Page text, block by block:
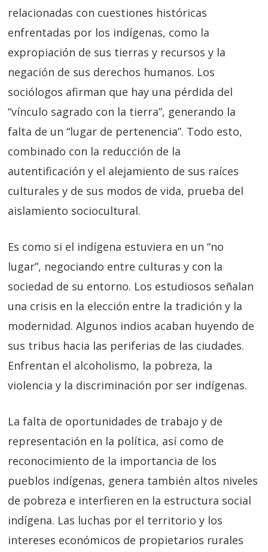
relacionadas con cuestiones históricas
enfrentadas por los indígenas, como la
expropiación de sus tierras y recursos y la
negación de sus derechos humanos. Los
sociólogos afirman que hay una pérdida del
“vínculo sagrado con la tierra”, generando la
falta de un “lugar de pertenencia”. Todo esto,
combinado con la reducción de la
autentificación y el alejamiento de sus raíces
culturales y de sus modos de vida, prueba del
aislamiento sociocultural.
Es como si el indígena estuviera en un “no
lugar”, negociando entre culturas y con la
sociedad de su entorno. Los estudiosos señalan
una crisis en la elección entre la tradición y la
modernidad. Algunos indios acaban huyendo de
sus tribus hacia las periferias de las ciudades.
Enfrentan el alcoholismo, la pobreza, la
violencia y la discriminación por ser indígenas.
La falta de oportunidades de trabajo y de
representación en la política, así como de
reconocimiento de la importancia de los
pueblos indígenas, genera también altos niveles
de pobreza e interfieren en la estructura social
indígena. Las luchas por el territorio y los
intereses económicos de propietarios rurales